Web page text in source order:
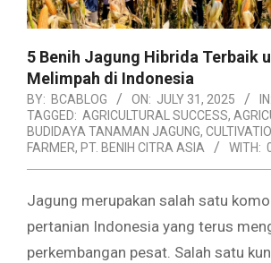
5 Benih Jagung Hibrida Terbaik
Melimpah di Indonesia
BY: BCABLOG ON: JULY 31, 2025 IN:
TAGGED: AGRICULTURAL SUCCESS,
BUDIDAYA TANAMAN JAGUNG,
FARMER, PT. BENIH CITRA ASIA WITH:
Jagung merupakan salah satu
pertanian Indonesia yang terus
perkembangan pesat. Salah satu